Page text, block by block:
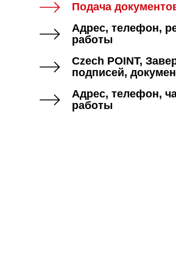
Подача
Адрес, телефон,
работы
Czech POINT,
подписей,
Адрес, телефон,
работы